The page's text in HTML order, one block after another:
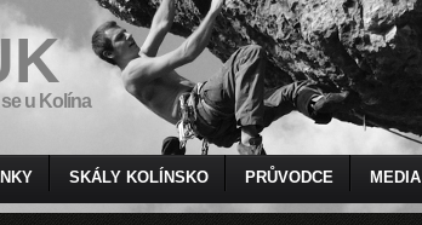
u Kolína
SKÁLY KOLÍNSKO PRŮVODCE MEDIA